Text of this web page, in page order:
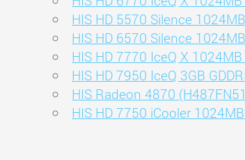
HIS HD 5570 Silence
HIS HD 6570 Silence
HIS HD 7770 IceQ X
HIS HD 7950 IceQ 3GB
HIS Radeon 4870
HIS HD 7750 iCooler